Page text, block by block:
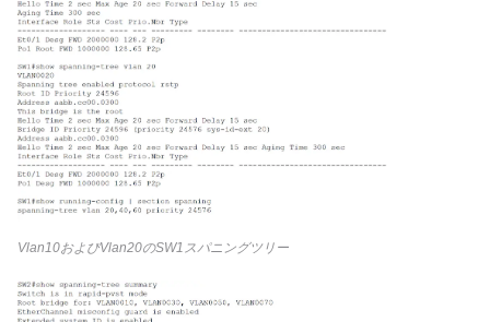
Vlan10およびVlan20のSW1スパニングツリー